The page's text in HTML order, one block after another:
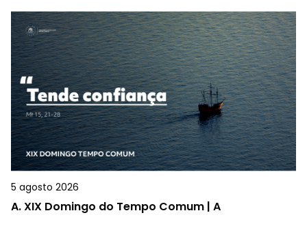
5 agosto 2026
A.XIX Domingo do Tempo Comum | A